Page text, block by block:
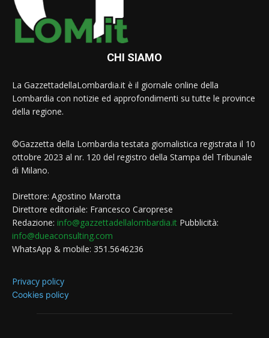
CHI SIAMO
La GazzettadellaLombardia.it è il giornale online della
Lombardia con notizie ed approfondimenti su tutte le province
della regione.
©Gazzetta della Lombardia testata giornalistica registrata il 10
ottobre 2023 al nr. 120 del registro della Stampa del Tribunale
di Milano.
Direttore: Agostino Marotta
Direttore editoriale: Francesco Caroprese
Redazione: info@gazzettadellalombardia.it Pubblicità:
info@dueaconsulting.com
WhatsApp & mobile: 351.5646236
Privacy policy
Cookies policy